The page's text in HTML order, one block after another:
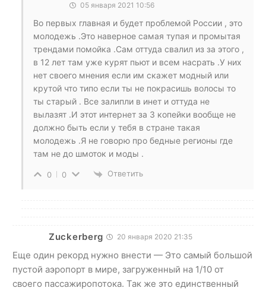
05 января 2021 10:56
Во первых главная и будет проблемой России , это
молодежь .Это наверное самая тупая и промытая
трендами помойка .Сам оттуда свалил из за этого ,
в 12 лет там уже курят пьют и всем насрать .У них
нет своего мнения если им скажет модный или
крутой что типо если ты не покрасишь волосы то
ты старый . Все залипли в инет и оттуда не
вылазят .И этот интернет за 3 копейки вообще не
должно быть если у тебя в стране такая
молодежь .Я не говорю про бедные регионы где
там не до шмоток и моды .
0 0 Ответить
Zuckerberg 20 января 2020 21:35
Еще один рекорд нужно внести — Это самый большой
пустой аэропорт в мире, загруженный на 1/10 от
своего пассажиропотока. Так же это единственный